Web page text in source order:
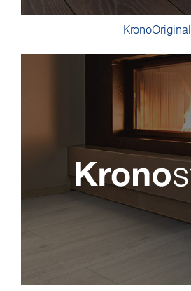
KronoOriginal